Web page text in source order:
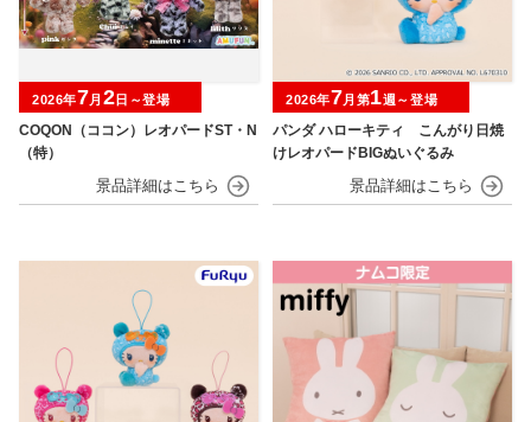
COQON（ココン）レオパードST・N
（特）
2026年7月 2日～登場
パンダ ハローキティ こんがり日焼
けレオパードBIGぬいぐるみ
2026年7月第1週～登場